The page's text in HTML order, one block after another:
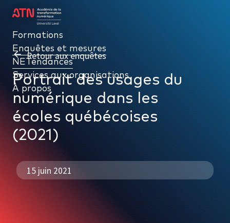
Retour aux enquêtes
Portrait des usages du
numérique dans les
écoles québécoises
(2021)
15 juin 2021
Formations
Enquêtes et mesures
NETendances
Services aux organisations
À propos
Formations
Enquêtes et mesures
NETendances
Services aux organisations
À propos